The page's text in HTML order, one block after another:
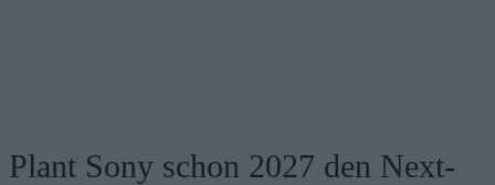
Plant Sony schon 2027 den Next-